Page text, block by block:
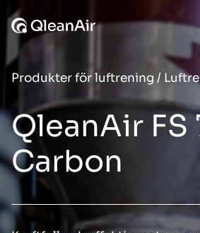
Produkter för luftrening /
QleanAir FS
Carbon